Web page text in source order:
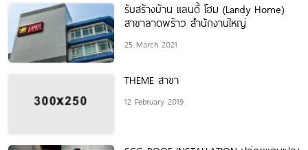
รับสร้างบ้าน แลนดี้ โฮม (Landy Home)
สาขาลาดพร้าว สำนักงานใหญ่
25 March 2021
THEME สาขา
12 February 2019